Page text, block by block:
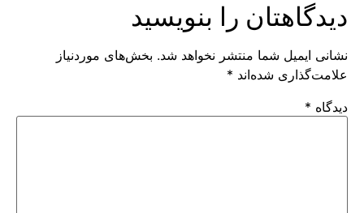
دیدگاهتان را بنویسید
نشانی ایمیل شما منتشر نخواهد شد. بخش‌های موردنیاز
علامت‌گذاری شده‌اند *
دیدگاه *